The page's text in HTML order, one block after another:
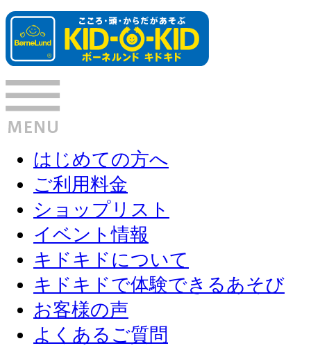
はじめての方へ
ご利用料金
ショップリスト
イベント情報
キドキドについて
キドキドで体験できるあそび
お客様の声
よくあるご質問